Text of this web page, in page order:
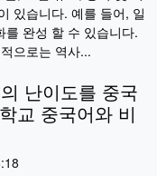
있습니다. 예를 들어, 일
를 완성 할 수 있습니다.
으로는 역사...
난이도를 중국
교 중국어와 비